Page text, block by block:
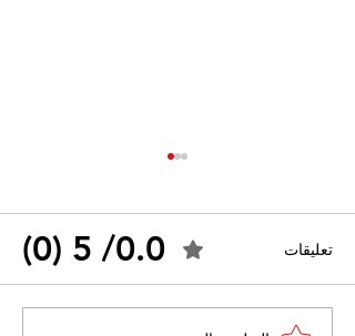
تعليقات 0.0/ 5 (0)